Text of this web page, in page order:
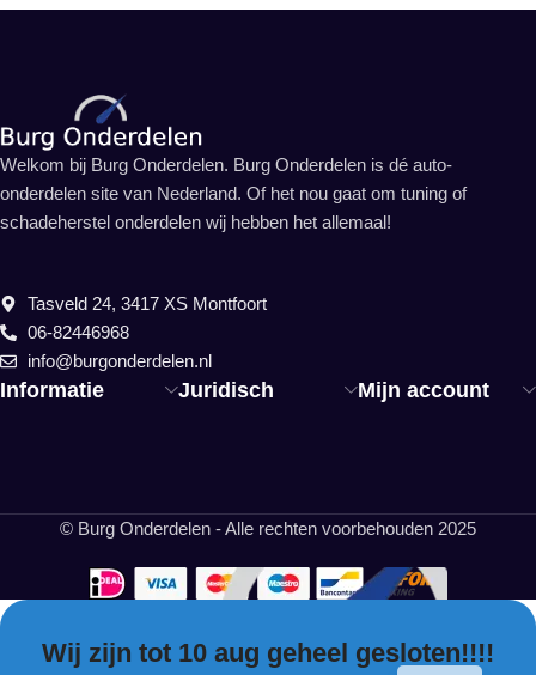
Informatie Juridisch Mijn account
Welkom bij Burg Onderdelen. Burg Onderdelen is dé auto-
onderdelen site van Nederland. Of het nou gaat om tuning of
schadeherstel onderdelen wij hebben het allemaal!
Tasveld 24, 3417 XS Montfoort
06-82446968
info@burgonderdelen.nl
© Burg Onderdelen - Alle rechten voorbehouden 2025
Wij zijn tot 10 aug geheel gesloten!!!!
EN